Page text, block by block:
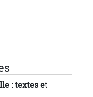
: textes et